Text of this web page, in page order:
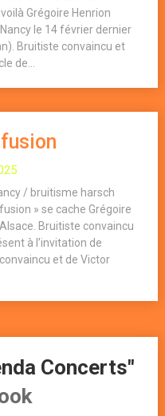
Grégoire Henrion
le 14 février dernier
Bruitiste convaincu et
de...
/ bruitisme harsch
» se cache Grégoire
Bruitiste convaincu
à l’invitation de
et de Victor
Concerts"